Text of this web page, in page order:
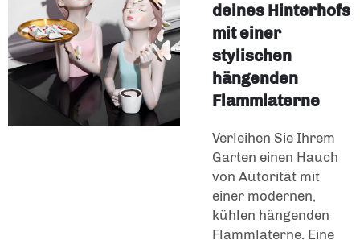
deines Hinterhofs
mit einer
stylischen
hängenden
Flammlaterne
Verleihen Sie Ihrem
Garten einen Hauch
von Autorität mit
einer modernen,
kühlen hängenden
Flammlaterne. Eine